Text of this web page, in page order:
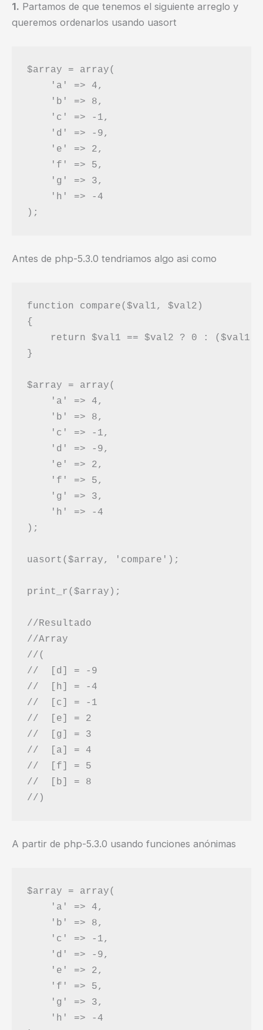
1. Partamos de que tenemos el siguiente arreglo y
queremos ordenarlos usando uasort
$array = array(
    'a' => 4,
    'b' => 8,
    'c' => -1,
    'd' => -9,
    'e' => 2,
    'f' => 5,
    'g' => 3,
    'h' => -4
Antes de php-5.3.0 tendriamos algo asi como
function compare($val1, $val2)
{
return $val1 == $val2 ? 0 : ($val1
}
$array = array(
    'a' => 4,
    'b' => 8,
    'c' => -1,
    'd' => -9,
    'e' => 2,
    'f' => 5,
    'g' => 3,
    'h' => -4
);
uasort($array, 'compare');
print_r($array);
//Resultado
//Array
//(
//  [d] = -9
//  [h] = -4
//  [c] = -1
//  [e] = 2
//  [g] = 3
//  [a] = 4
//  [f] = 5
//  [b] = 8
A partir de php-5.3.0 usando funciones anónimas
$array = array(
    'a' => 4,
    'b' => 8,
    'c' => -1,
    'd' => -9,
    'e' => 2,
    'f' => 5,
    'g' => 3,
    'h' => -4